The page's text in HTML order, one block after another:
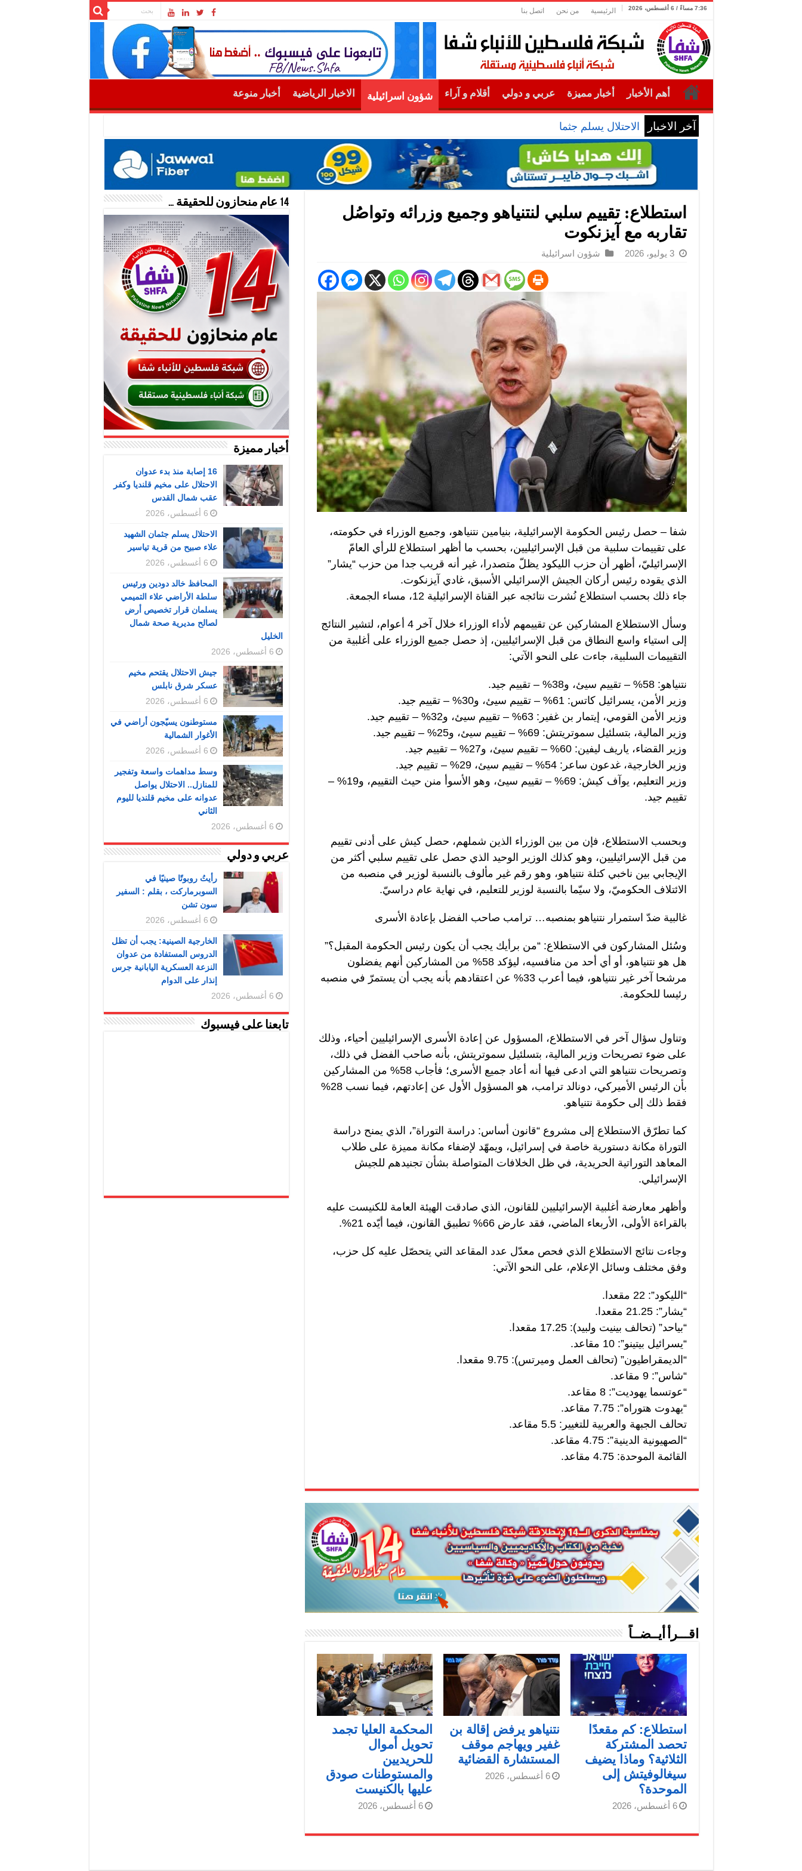
7:36 مساءً / 6 أغسطس، 2026 الرئيسية من نحن اتصل بنا
أهم الأخبار أخبار مميزة عربي و دولي أقلام و آراء شؤون اسرائيلية الاخبار الرياضية أخبار منوعة
آخر الاخبار الاحتلال يسلم جثمان الشهيد علاء صبيح من قرية
استطلاع: تقييم سلبي لنتنياهو وجميع وزرائه وتواصُل
تقاربه مع آيزنكوت
3 يوليو، 2026 شؤون اسرائيلية
شفا – حصل رئيس الحكومة الإسرائيلية، بنيامين نتنياهو، وجميع الوزراء في حكومته،
على تقييمات سلبية من قبل الإسرائيليين، بحسب ما أظهر استطلاع للرأي العامّ
الإسرائيليّ، أظهر أن حزب الليكود يظلّ متصدرا، غير أنه قريب جدا من حزب “يشار”
الذي يقوده رئيس أركان الجيش الإسرائيلي الأسبق، غادي آيزنكوت.
جاء ذلك بحسب استطلاع نُشرت نتائجه عبر القناة الإسرائيلية 12، مساء الجمعة.
وسأل الاستطلاع المشاركين عن تقييمهم لأداء الوزراء خلال آخر 4 أعوام، لتشير النتائج
إلى استياء واسع النطاق من قبل الإسرائيليين، إذ حصل جميع الوزراء على أغلبية من
التقييمات السلبية، جاءت على النحو الآتي:
نتنياهو: 58% – تقييم سيئ، و38% – تقييم جيد.
وزير الأمن، يسرائيل كاتس: 61% – تقييم سيئ، و30% – تقييم جيد.
وزير الأمن القومي، إيتمار بن غفير: 63% – تقييم سيئ، و32% – تقييم جيد.
وزير المالية، بتسلئيل سموتريتش: 69% – تقييم سيئ، و25% – تقييم جيد.
وزير القضاء، ياريف ليفين: 60% – تقييم سيئ، و27% – تقييم جيد.
وزير الخارجية، غدعون ساعر: 54% – تقييم سيئ، 29% – تقييم جيد.
وزير التعليم، يوآف كيش: 69% – تقييم سيئ، وهو الأسوأ منن حيث التقييم، و19% –
تقييم جيد.
وبحسب الاستطلاع، فإن من بين الوزراء الذين شملهم، حصل كيش على أدنى تقييم
من قبل الإسرائيليين، وهو كذلك الوزير الوحيد الذي حصل على تقييم سلبي أكثر من
الإيجابي بين ناخبي كتلة نتنياهو، وهو رقم غير مألوف بالنسبة لوزير في منصبه من
الائتلاف الحكوميّ، ولا سيّما بالنسبة لوزير للتعليم، في نهاية عام دراسيّ.
غالبية ضدّ استمرار نتنياهو بمنصبه… ترامب صاحب الفضل بإعادة الأسرى
وسُئل المشاركون في الاستطلاع: “من برأيك يجب أن يكون رئيس الحكومة المقبل؟”
هل هو نتنياهو، أو أي أحد من منافسيه، ليؤكد 58% من المشاركين أنهم يفضلون
مرشحا آخر غير نتنياهو، فيما أعرب 33% عن اعتقادهم بأنه يجب أن يستمرّ في منصبه
رئيسا للحكومة.
وتناول سؤال آخر في الاستطلاع، المسؤول عن إعادة الأسرى الإسرائيليين أحياء، وذلك
على ضوء تصريحات وزير المالية، بتسلئيل سموتريتش، بأنه صاحب الفضل في ذلك،
وتصريحات نتنياهو التي ادعى فيها أنه أعاد جميع الأسرى؛ فأجاب 58% من المشاركين
بأن الرئيس الأميركي، دونالد ترامب، هو المسؤول الأول عن إعادتهم، فيما نسب 28%
فقط ذلك إلى حكومة نتنياهو.
كما تطرّق الاستطلاع إلى مشروع “قانون أساس: دراسة التوراة”، الذي يمنح دراسة
التوراة مكانة دستورية خاصة في إسرائيل، ويمهّد لإضفاء مكانة مميزة على طلاب
المعاهد التوراتية الحريدية، في ظل الخلافات المتواصلة بشأن تجنيدهم للجيش
الإسرائيلي.
وأظهر معارضة أغلبية الإسرائيليين للقانون، الذي صادقت الهيئة العامة للكنيست عليه
بالقراءة الأولى، الأربعاء الماضي، فقد عارض 66% تطبيق القانون، فيما أيّده 21%.
وجاءت نتائج الاستطلاع الذي فحص معدّل عدد المقاعد التي يتحصّل عليه كل حزب،
وفق مختلف وسائل الإعلام، على النحو الآتي:
“الليكود”: 22 مقعدا.
“يشار”: 21.25 مقعدا.
“بياحد” (تحالف بينيت ولبيد): 17.25 مقعدا.
“يسرائيل بيتينو”: 10 مقاعد.
“الديمقراطيون” (تحالف العمل وميرتس): 9.75 مقعدا.
“شاس”: 9 مقاعد.
“عوتسما يهوديت”: 8 مقاعد.
“يهدوت هتوراه”: 7.75 مقاعد.
تحالف الجبهة والعربية للتغيير: 5.5 مقاعد.
“الصهيونية الدينية”: 4.75 مقاعد.
القائمة الموحدة: 4.75 مقاعد.
اقـــرأ أيــضــاً
استطلاع: كم مقعدًا
تحصد المشتركة
الثلاثية؟ وماذا يضيف
سيغالوفيتش إلى
الموحدة؟
6 أغسطس، 2026
نتنياهو يرفض إقالة بن
غفير ويهاجم موقف
المستشارة القضائية
6 أغسطس، 2026
المحكمة العليا تجمد
تحويل أموال
للحريديين
والمستوطنات صودق
عليها بالكنيست
6 أغسطس، 2026
14 عام منحازون للحقيقة …
أخبار مميزة
16 إصابة منذ بدء عدوان
الاحتلال على مخيم قلنديا وكفر
عقب شمال القدس
6 أغسطس، 2026
الاحتلال يسلم جثمان الشهيد
علاء صبيح من قرية تياسير
6 أغسطس، 2026
المحافظ خالد دودين ورئيس
سلطة الأراضي علاء التميمي
يسلمان قرار تخصيص أرض
لصالح مديرية صحة شمال
الخليل
6 أغسطس، 2026
جيش الاحتلال يقتحم مخيم
عسكر شرق نابلس
6 أغسطس، 2026
مستوطنون يسيّجون أراضي في
الأغوار الشمالية
6 أغسطس، 2026
وسط مداهمات واسعة وتفجير
للمنازل.. الاحتلال يواصل
عدوانه على مخيم قلنديا لليوم
الثاني
6 أغسطس، 2026
عربي و دولي
رأيتُ روبوتًا صينيًا في
السوبرماركت ، بقلم : السفير
سون تشن
6 أغسطس، 2026
الخارجية الصينية: يجب أن تظل
الدروس المستفادة من عدوان
النزعة العسكرية اليابانية جرس
إنذار على الدوام
6 أغسطس، 2026
تابعنا على فيسبوك